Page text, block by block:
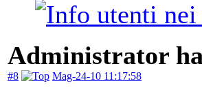
Administrator
#8 Mag-24-10 11:17:58